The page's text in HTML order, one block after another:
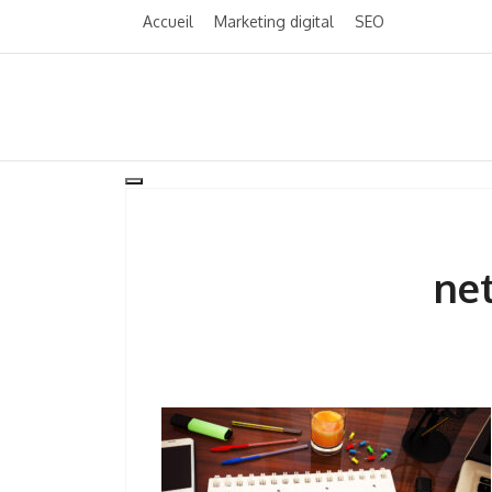
Accueil Marketing digital SEO
Toggle